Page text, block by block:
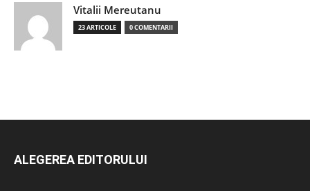
Vitalii Mereutanu
23 ARTICOLE 0 COMENTARII
ALEGEREA EDITORULUI